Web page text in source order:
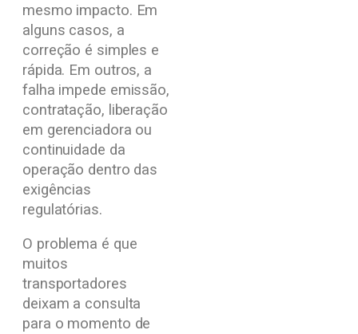
mesmo impacto. Em
alguns casos, a
correção é simples e
rápida. Em outros, a
falha impede emissão,
contratação, liberação
em gerenciadora ou
continuidade da
operação dentro das
exigências
regulatórias.
O problema é que
muitos
transportadores
deixam a consulta
para o momento de